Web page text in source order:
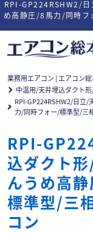
RPI-GP224RSHW2/日
め高静圧/8馬力/同時
業務用エアコン | エアコン
中温用/天井埋込ダクト
RPI-GP224RSHW2/日立
力/同時フォー/標準型/三
RPI-
込ダクト
んうめ高
標準型/三
コン